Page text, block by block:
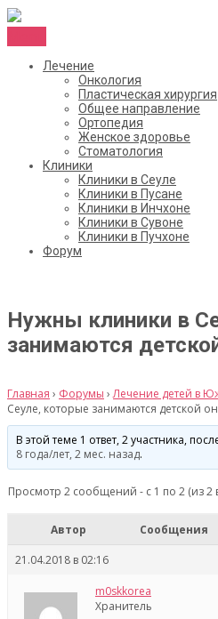
Лечение
Онкология
Пластическая хирургия
Общее направление
Ортопедия
Женское здоровье
Стоматология
Клиники
Клиники в Сеуле
Клиники в Пусане
Клиники в Инчхоне
Клиники в Сувоне
Клиники в Пучхоне
Форум
Нужны клиники в
занимаются
Главная › Форумы › Лечение детей в
Сеуле, которые занимаются детской
В этой теме 1 ответ, 2 участника,
8 года/лет, 2 мес. назад.
Просмотр 2 сообщений - с 1 по 2 (из 2
Автор
Сообщения
21.04.2018 в 02:16
m0skkorea
Хранитель